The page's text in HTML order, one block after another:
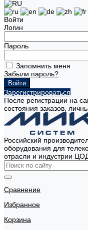
Войти
Логин
Пароль
Запомнить меня
Забыли пароль?
Зарегистрироваться
После регистрации на
состояния заказов,
Российский
оборудования для
отрасли и индустрии
Сравнение
Избранное
Корзина